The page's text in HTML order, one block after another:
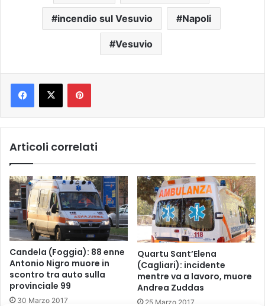
incendio sul Vesuvio Napoli
Vesuvio
Pinterest
Articoli correlati
Candela (Foggia): 88 enne
Antonio Nigro muore in
scontro tra auto sulla
provinciale 99
30 Marzo 2017
Quartu Sant’Elena
(Cagliari): incidente
mentre va a lavoro, muore
Andrea Zuddas
25 Marzo 2017